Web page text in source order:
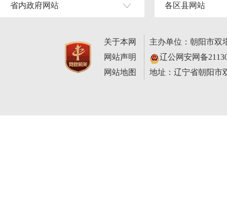
省内政府网站 各区县网站
关于本网
网站声明
网站地图
主办单位：朝阳市双
辽公网安网备
地址：辽宁省朝阳市